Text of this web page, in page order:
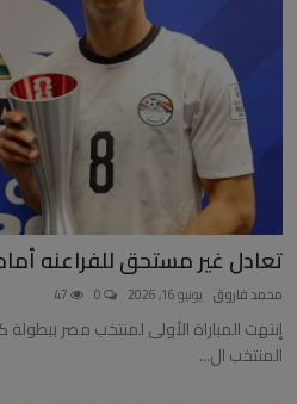
تعادل غير مستحق للفراعنه
محمد فاروق يونيو 16, 2026
إنتهت المباراة الأولى لمنتخب مصر ببطولة
المنتخب ال...